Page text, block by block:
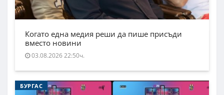
Когато една медия реши да пише присъди
вместо новини
03.08.2026 22:50ч.
БУРГАС